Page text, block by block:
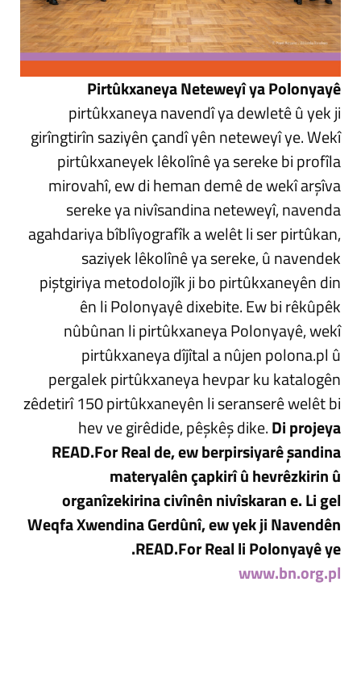
Pirtûkxaneya Neteweyî ya Polonyayê
pirtûkxaneya navendî ya dewletê û yek ji
girîngtirîn saziyên çandî yên neteweyî ye. Wekî
pirtûkxaneyek lêkolînê ya sereke bi profîla
mirovahî, ew di heman demê de wekî arşîva
sereke ya nivîsandina neteweyî, navenda
agahdariya bîblîyografîk a welêt li ser pirtûkan,
saziyek lêkolînê ya sereke, û navendek
piştgiriya metodolojîk ji bo pirtûkxaneyên din
ên li Polonyayê dixebite. Ew bi rêkûpêk
nûbûnan ​​li pirtûkxaneya Polonyayê, wekî
pirtûkxaneya dîjîtal a nûjen polona.pl û
pergalek pirtûkxaneya hevpar ku katalogên
zêdetirî 150 pirtûkxaneyên li seranserê welêt bi
hev ve girêdide, pêşkêş dike.Di projeya
READ.For Real de, ew berpirsiyarê şandina
materyalên çapkirî û hevrêzkirin û
organîzekirina civînên nivîskaran e. Li gel
Weqfa Xwendina Gerdûnî, ew yek ji Navendên
READ.For Real li Polonyayê ye.
www.bn.org.pl